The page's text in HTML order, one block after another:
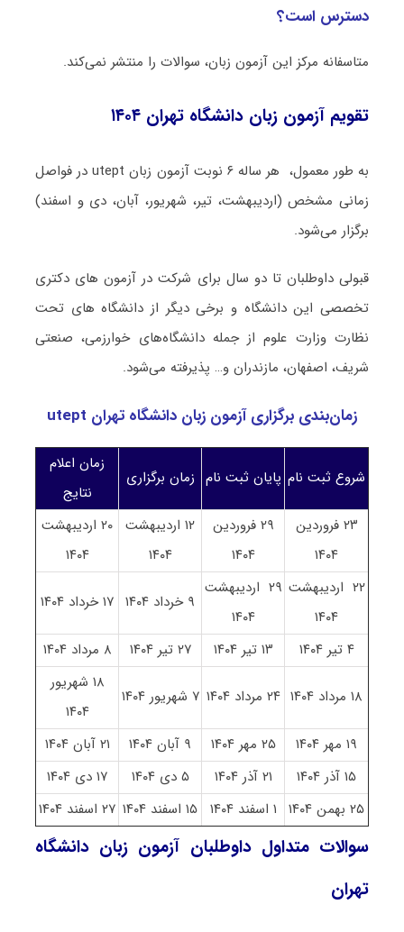
دسترس است؟
متاسفانه مرکز این آزمون زبان، سوالات را منتشر نمی‌کند.
تقویم آزمون زبان دانشگاه تهران ۱۴۰۴
به طور معمول، هر ساله ۶ نوبت آزمون زبان utept در فواصل
زمانی مشخص (اردیبهشت، تیر، شهریور، آبان، دی و اسفند)
برگزار می‌شود.
قبولی داوطلبان تا دو سال برای شرکت در آزمون های دکتری
تخصصی این دانشگاه و برخی دیگر از دانشگاه های تحت
نظارت وزارت علوم از جمله دانشگاه‌های خوارزمی، صنعتی
شریف، اصفهان، مازندران و… پذیرفته می‌شود.
زمان‌بندی برگزاری آزمون زبان دانشگاه تهران utept
شروع ثبت نام پایان ثبت نام زمان برگزاری
زمان اعلام
نتایج
۲۳ فروردین
۱۴۰۴
۲۹ فروردین
۱۴۰۴
۱۲ اردیبهشت
۱۴۰۴
۲۰ اردیبهشت
۱۴۰۴
۲۲ اردیبهشت
۱۴۰۴
۲۹ اردیبهشت
۱۴۰۴
۹ خرداد ۱۴۰۴ ۱۷ خرداد ۱۴۰۴
۴ تیر ۱۴۰۴ ۱۳ تیر ۱۴۰۴ ۲۷ تیر ۱۴۰۴ ۸ مرداد ۱۴۰۴
۱۸ مرداد ۱۴۰۴ ۲۴ مرداد ۱۴۰۴ ۷ شهریور ۱۴۰۴
۱۸ شهریور
۱۴۰۴
۱۹ مهر ۱۴۰۴
۲۵ مهر ۱۴۰۴ ۹ آبان ۱۴۰۴
۲۱ آبان ۱۴۰۴
۱۵ آذر ۱۴۰۴
۲۱ آذر ۱۴۰۴ ۵ دی ۱۴۰۴
۱۷ دی ۱۴۰۴
۲۵ بهمن ۱۴۰۴
۱ اسفند ۱۴۰۴ ۱۵ اسفند ۱۴۰۴ ۲۷ اسفند ۱۴۰۴
سوالات متداول داوطلبان آزمون زبان دانشگاه
تهران